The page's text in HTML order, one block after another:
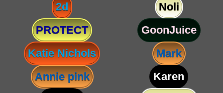
2d
Noli
PROTECT
GoonJuice
Katie Nichols
Mark
Annie pink
Karen